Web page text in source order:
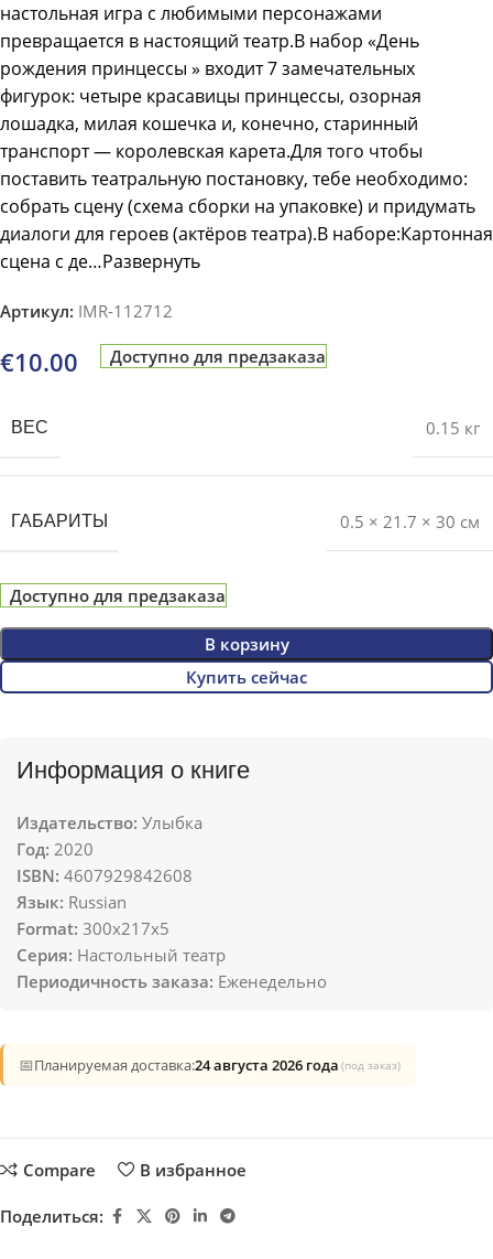
настольная игра с любимыми персонажами
превращается в настоящий театр.В набор «День
рождения принцессы » входит 7 замечательных
фигурок: четыре красавицы принцессы, озорная
лошадка, милая кошечка и, конечно, старинный
транспорт — королевская карета.Для того чтобы
поставить театральную постановку, тебе необходимо:
собрать сцену (схема сборки на упаковке) и придумать
диалоги для героев (актёров театра).В наборе:Картонная
сцена с де…Развернуть
Артикул: IMR-112712
€10.00 Доступно для предзаказа
ВЕС 0.15 кг
ГАБАРИТЫ 0.5 × 21.7 × 30 см
Доступно для предзаказа
В корзину
Купить сейчас
Информация о книге
Издательство: Улыбка
Год: 2020
ISBN: 4607929842608
Язык: Russian
Format: 300x217x5
Серия: Настольный театр
Периодичность заказа: Еженедельно
📅Планируемая доставка:24 августа 2026 года (под заказ)
Compare В избранное
Поделиться: